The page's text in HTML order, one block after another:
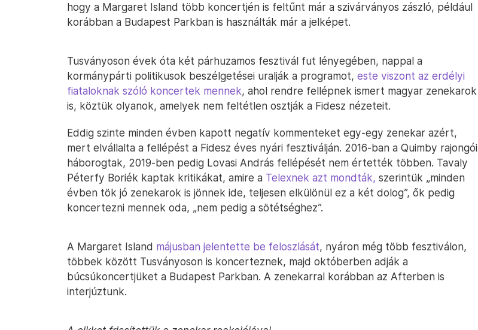
hogy a Margaret Island több koncertjén is feltűnt már a szivárványos zászló, például
korábban a Budapest Parkban is használták már a jelképet.
Tusványoson évek óta két párhuzamos fesztivál fut lényegében, nappal a
kormánypárti politikusok beszélgetései uralják a programot, este viszont az erdélyi
fiataloknak szóló koncertek mennek, ahol rendre fellépnek ismert magyar zenekarok
is, köztük olyanok, amelyek nem feltétlen osztják a Fidesz nézeteit.
Eddig szinte minden évben kapott negatív kommenteket egy-egy zenekar azért,
mert elvállalta a fellépést a Fidesz éves nyári fesztiválján. 2016-ban a Quimby rajongói
háborogtak, 2019-ben pedig Lovasi András fellépését nem értették többen. Tavaly
Péterfy Boriék kaptak kritikákat, amire a Telexnek azt mondták, szerintük „minden
évben tök jó zenekarok is jönnek ide, teljesen elkülönül ez a két dolog”, ők pedig
koncertezni mennek oda, „nem pedig a sötétséghez”.
A Margaret Island májusban jelentette be feloszlását, nyáron még több fesztiválon,
többek között Tusványoson is koncerteznek, majd októberben adják a
búcsúkoncertjüket a Budapest Parkban. A zenekarral korábban az Afterben is
interjúztunk.